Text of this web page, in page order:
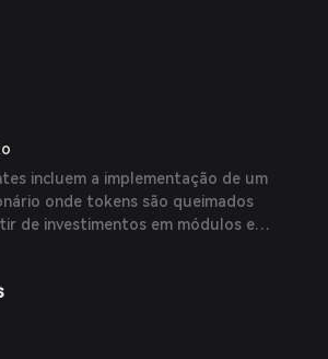
incluem a implementação de um
onde tokens são queimados
de investimentos em módulos e
apoiando o valor do token.